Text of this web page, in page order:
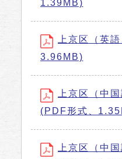
1.39MB)
上京区（英
3.96MB)
上京区（中
(PDF形式、
上京区（中